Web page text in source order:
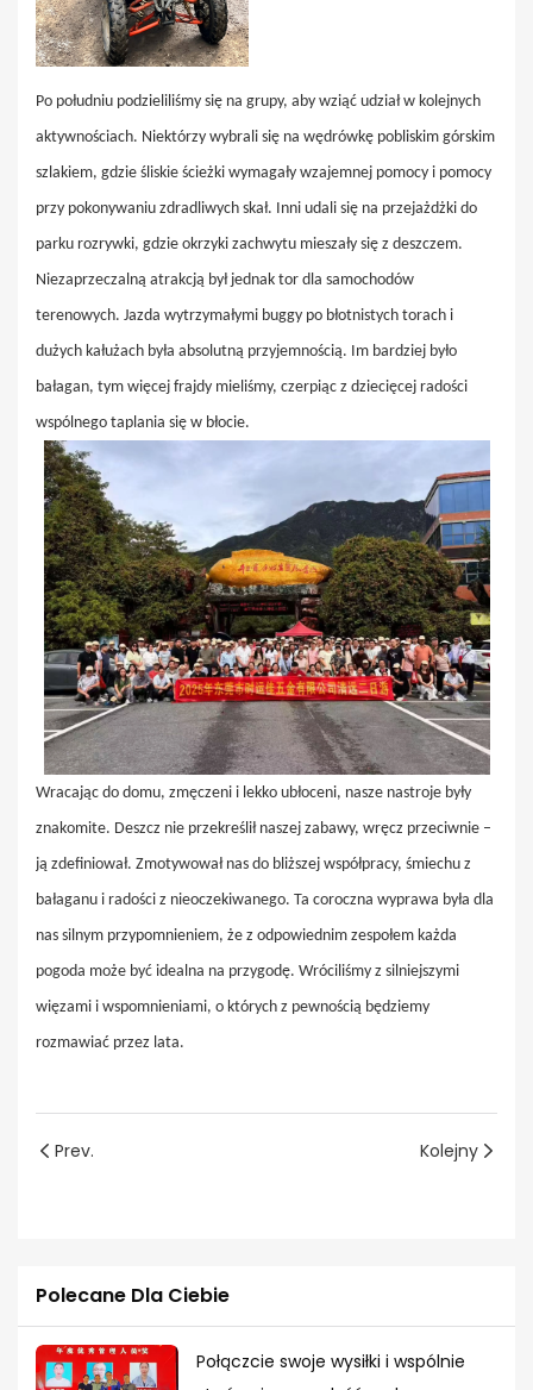
Po południu podzieliliśmy się na grupy, aby wziąć udział w kolejnych
aktywnościach. Niektórzy wybrali się na wędrówkę pobliskim górskim
szlakiem, gdzie śliskie ścieżki wymagały wzajemnej pomocy i pomocy
przy pokonywaniu zdradliwych skał. Inni udali się na przejażdżki do
parku rozrywki, gdzie okrzyki zachwytu mieszały się z deszczem.
Niezaprzeczalną atrakcją był jednak tor dla samochodów
terenowych. Jazda wytrzymałymi buggy po błotnistych torach i
dużych kałużach była absolutną przyjemnością. Im bardziej było
bałagan, tym więcej frajdy mieliśmy, czerpiąc z dziecięcej radości
wspólnego taplania się w błocie.
Wracając do domu, zmęczeni i lekko ubłoceni, nasze nastroje były
znakomite. Deszcz nie przekreślił naszej zabawy, wręcz przeciwnie –
ją zdefiniował. Zmotywował nas do bliższej współpracy, śmiechu z
bałaganu i radości z nieoczekiwanego. Ta coroczna wyprawa była dla
nas silnym przypomnieniem, że z odpowiednim zespołem każda
pogoda może być idealna na przygodę. Wróciliśmy z silniejszymi
więzami i wspomnieniami, o których z pewnością będziemy
rozmawiać przez lata.
Prev. Kolejny
Polecane Dla Ciebie
Połączcie swoje wysiłki i wspólnie